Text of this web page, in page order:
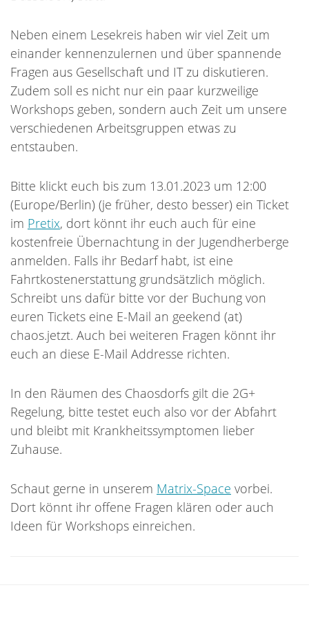
Neben einem Lesekreis haben wir viel Zeit um
einander kennenzulernen und über spannende
Fragen aus Gesellschaft und IT zu diskutieren.
Zudem soll es nicht nur ein paar kurzweilige
Workshops geben, sondern auch Zeit um unsere
verschiedenen Arbeitsgruppen etwas zu
entstauben.
Bitte klickt euch bis zum 13.01.2023 um 12:00
(Europe/Berlin) (je früher, desto besser) ein Ticket
im Pretix, dort könnt ihr euch auch für eine
kostenfreie Übernachtung in der Jugendherberge
anmelden. Falls ihr Bedarf habt, ist eine
Fahrtkostenerstattung grundsätzlich möglich.
Schreibt uns dafür bitte vor der Buchung von
euren Tickets eine E-Mail an geekend (at)
chaos.jetzt. Auch bei weiteren Fragen könnt ihr
euch an diese E-Mail Addresse richten.
In den Räumen des Chaosdorfs gilt die 2G+
Regelung, bitte testet euch also vor der Abfahrt
und bleibt mit Krankheitssymptomen lieber
Zuhause.
Schaut gerne in unserem Matrix-Space vorbei.
Dort könnt ihr offene Fragen klären oder auch
Ideen für Workshops einreichen.